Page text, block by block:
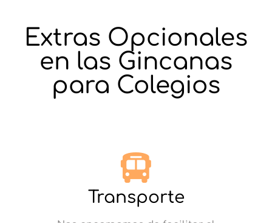
Extras Opcionales
en las Gincanas
para Colegios
Transporte